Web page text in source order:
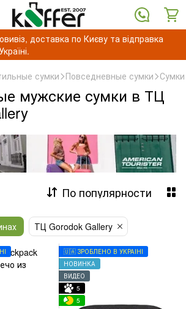
доставка по Києву та відправка
сумки Повседневные сумки
мужские сумки в ТЦ
По популярности
ТЦ Gorodok Gallery
🇺🇦 ЗРОБЛЕНО В УКРАЇНІ
НОВИНКА
ВИДЕО
5
5